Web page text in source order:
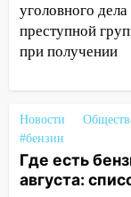
11:38 В
полностью
сарай
ЕГЭ с 2027
11:25
площадках
уголовного
преступной
при получении
Новости
#бензин
Где есть
августа: